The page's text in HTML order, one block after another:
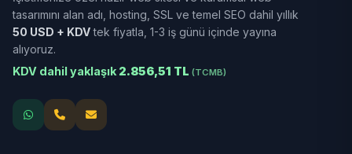
tasarımını alan adı, hosting, SSL ve temel SEO dahil yıllık
50 USD + KDVtek fiyatla, 1-3 iş günü içinde yayına
alıyoruz.
KDV dahil yaklaşık 2.856,51 TL (TCMB)